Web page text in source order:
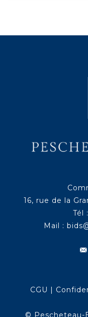
16, rue de la
Tél
Mail :
CGU |
© Pescheteau-